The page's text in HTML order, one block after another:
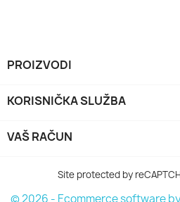
PROIZVODI
KORISNIČKA SLUŽBA
VAŠ RAČUN
Site protected by
© 2026 - Ecommerce software